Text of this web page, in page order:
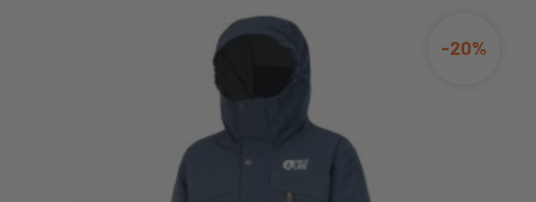
-20%